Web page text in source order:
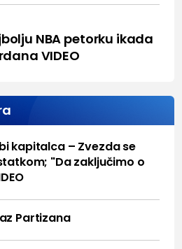
NBA petorku ikada
VIDEO
kapitalca – Zvezda se
"Da zaključimo o
Partizana